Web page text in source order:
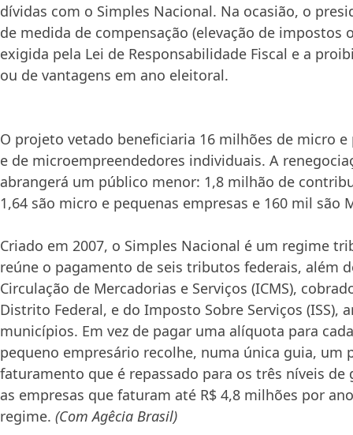
dívidas com o Simples Nacional. Na ocasião, o
de medida de compensação (elevação de impostos
exigida pela Lei de Responsabilidade Fiscal e a
ou de vantagens em ano eleitoral.
O projeto vetado beneficiaria 16 milhões de micro e
e de microempreendedores individuais. A
abrangerá um público menor: 1,8 milhão de
1,64 são micro e pequenas empresas e 160 mil são
Criado em 2007, o Simples Nacional é um regime
reúne o pagamento de seis tributos federais, além
Circulação de Mercadorias e Serviços (ICMS),
Distrito Federal, e do Imposto Sobre Serviços (ISS),
municípios. Em vez de pagar uma alíquota para
pequeno empresário recolhe, numa única guia, um
faturamento que é repassado para os três níveis de
as empresas que faturam até R$ 4,8 milhões por
regime. (Com Agêcia Brasil)